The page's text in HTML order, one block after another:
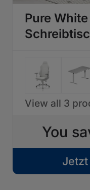
Pure
View all 3
You